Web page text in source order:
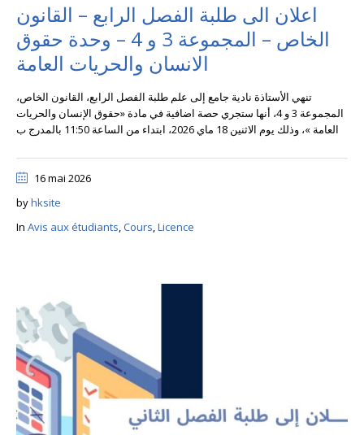
اعلان الى طلبة الفصل الرابع – القانون
الخاص – المجموعة 3 و 4 – وحدة حقوق
الانسان والحريات العامة
تنهي الأستاذة نادية جامع إلى علم طلبة الفصل الرابع، القانون الخاص،
المجموعة 3 و 4، أنها ستجري حصة اضافية في مادة «حقوق الإنسان والحريات
العامة »، وذلك يوم الاثنين 18 ماي 2026، ابتداء من الساعة 11:50 بالمدرج ب
16 mai 2026
byhksite
In Avis aux étudiants,Cours,Licence